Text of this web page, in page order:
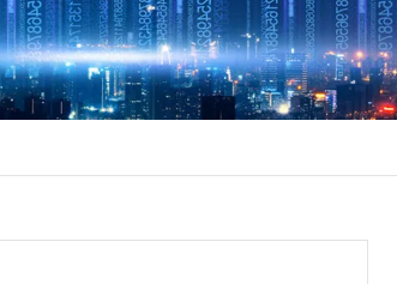
Gleichtaktdrossel
Stromwandler
DIP-Spule
Mn-Zn-Ferritkern